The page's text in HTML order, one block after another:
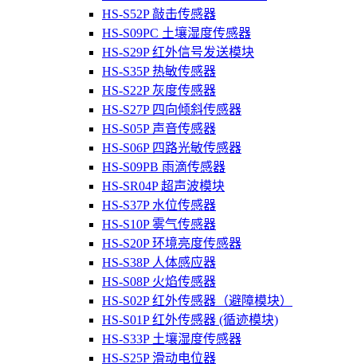
HS-S52P 敲击传感器
HS-S09PC 土壤湿度传感器
HS-S29P 红外信号发送模块
HS-S35P 热敏传感器
HS-S22P 灰度传感器
HS-S27P 四向倾斜传感器
HS-S05P 声音传感器
HS-S06P 四路光敏传感器
HS-S09PB 雨滴传感器
HS-SR04P 超声波模块
HS-S37P 水位传感器
HS-S10P 雾气传感器
HS-S20P 环境亮度传感器
HS-S38P 人体感应器
HS-S08P 火焰传感器
HS-S02P 红外传感器（避障模块）
HS-S01P 红外传感器 (循迹模块)
HS-S33P 土壤湿度传感器
HS-S25P 滑动电位器